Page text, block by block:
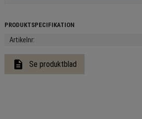
Artikelnr
description Se produktblad